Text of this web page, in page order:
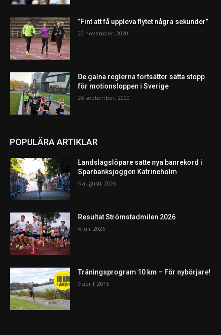
”Fint att få uppleva flytet några sekunder”
22 november, 2020
De galna reglerna fortsätter sätta stopp
för motionsloppen i Sverige
26 september, 2020
POPULÄRA ARTIKLAR
Landslagslöpare satte nya banrekord i
Sparbanksjoggen Katrineholm
5 augusti, 2026
Resultat Strömstadmilen 2026
4 juli, 2026
Träningsprogram 10 km – För nybörjare!
9 april, 2015